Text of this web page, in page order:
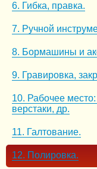
6. Гибка, правка.
7. Ручной
8. Бормашины и
9. Гравировка,
10. Рабочее
верстаки, др.
11. Галтование.
12. Полировка.